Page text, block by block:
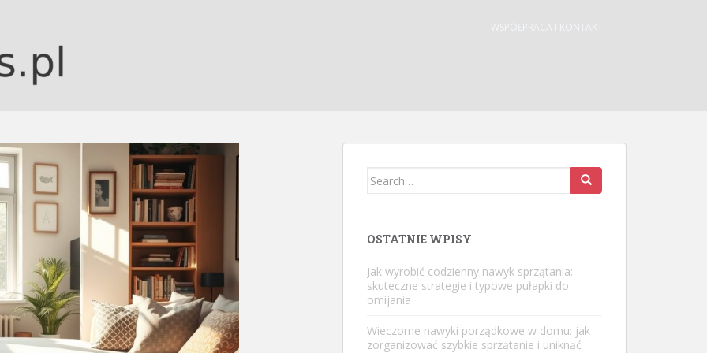
WSPÓŁPRACA I KONTAKT
Search
OSTATNIE WPISY
Jak wyrobić codzienny nawyk sprzątania:
skuteczne strategie i typowe pułapki do
omijania
Wieczorne nawyki porządkowe w domu: jak
zorganizować szybkie sprzątanie i uniknąć